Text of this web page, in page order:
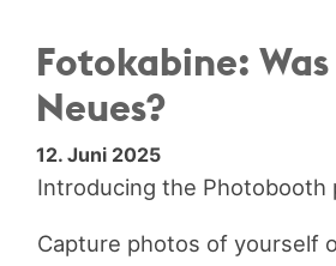
Fotokabine:
Neues?
12. Juni 2025
Introducing the Photobooth
Capture photos of yourself